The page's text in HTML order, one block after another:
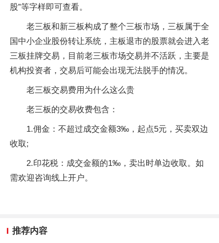
股”等字样即可查看。
老三板和新三板构成了整个三板市场，三板属于全
国中小企业股份转让系统，主板退市的股票就会进入老
三板挂牌交易，目前老三板市场交易并不活跃，主要是
机构投资者，交易后可能会出现无法脱手的情况。
老三板交易费用为什么这么贵
老三板的交易收费包含：
1.佣金：不超过成交金额3‰，起点5元，买卖双边
收取;
2.印花税：成交金额的1‰，卖出时单边收取。如
需欢迎咨询线上开户。
推荐内容